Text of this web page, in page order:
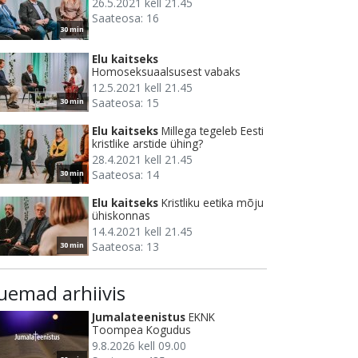
30 min
Saateosa: 16
30 min
Elu kaitseks
Homoseksuaalsusest vabaks
12.5.2021 kell 21.45
Saateosa: 15
30 min
Elu kaitseks Millega tegeleb Eesti
kristlike arstide ühing?
28.4.2021 kell 21.45
Saateosa: 14
30 min
Elu kaitseks Kristliku eetika mõju
ühiskonnas
14.4.2021 kell 21.45
Saateosa: 13
arhiivis
Jumalateenistus EKNK
Toompea Kogudus
9.8.2026 kell 09.00